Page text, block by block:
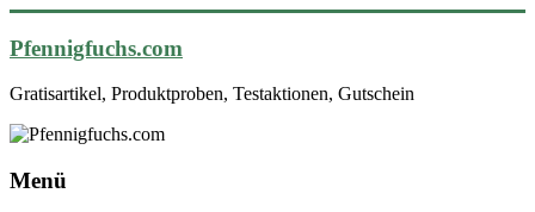
Pfennigfuchs.com
Gratisartikel, Produktproben, Testaktionen, Gutschein
Menü